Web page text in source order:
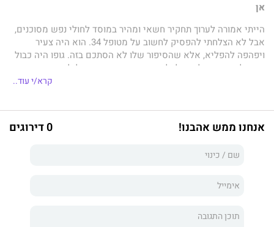
אן
הייתי אמורה לערוך תחקיר חשאי ומהיר במוסד לחולי נפש מסוכנים,
אבל לא הצלחתי להפסיק לחשוב על מטופל 34. הוא היה צעיר
ויפהפה להפליא, אלא שהסיפור שלו לא הסתכם בזה. גופו היה כבול
בכוח למיטה ובגיליון שלו לא הופיעו שם או עבר פלילי.
כעיתונאית, האינסטינקטים שלי זעקו לשמיים.
אנשי הצוות חשבו שהוא מסומם עד כדי כך שראשו מרוקן מכל
בעבע כשנכנסתי לחדר, וכשעינינו נפגשו – ידעתי שהוא רואה אותי
לחקור?
קרא/י עוד..
אנחנו ממש אהבנו! 0 דירוגים